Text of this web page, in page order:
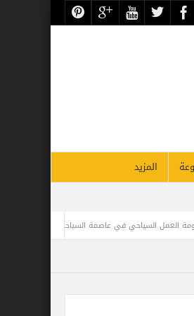
السياحة اليمنية إب
غدًا .. احتفالية تكريم